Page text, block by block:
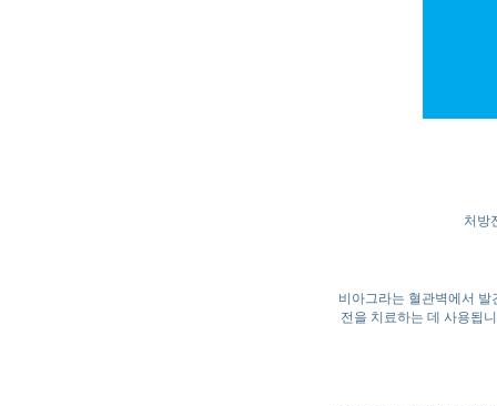
처방
비아그라는 혈관벽에서
전을 치료하는 데 사용됩